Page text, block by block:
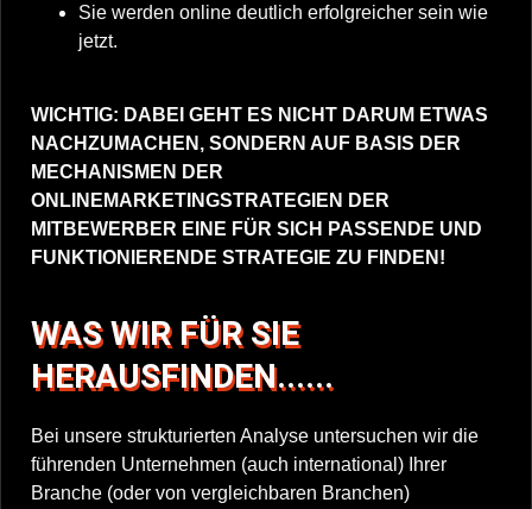
Sie werden online deutlich erfolgreicher sein wie
jetzt.
WICHTIG: DABEI GEHT ES NICHT DARUM ETWAS
NACHZUMACHEN, SONDERN AUF BASIS DER
MECHANISMEN DER
ONLINEMARKETINGSTRATEGIEN DER
MITBEWERBER EINE FÜR SICH PASSENDE UND
FUNKTIONIERENDE STRATEGIE ZU FINDEN!
WAS WIR FÜR SIE
HERAUSFINDEN......
Bei unsere strukturierten Analyse untersuchen wir die
führenden Unternehmen (auch international) Ihrer
Branche (oder von vergleichbaren Branchen)